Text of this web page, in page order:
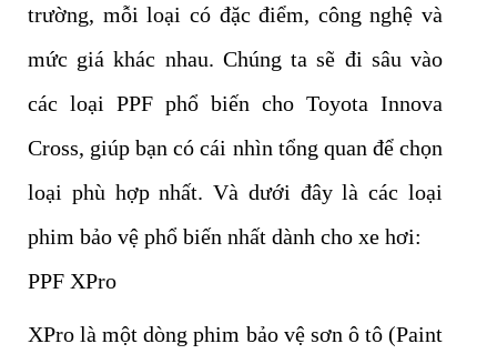
trường, mỗi loại có đặc điểm, công nghệ và
mức giá khác nhau. Chúng ta sẽ đi sâu vào
các loại PPF phổ biến cho Toyota Innova
Cross, giúp bạn có cái nhìn tổng quan để chọn
loại phù hợp nhất. Và dưới đây là các loại
phim bảo vệ phổ biến nhất dành cho xe hơi:
PPF XPro
XPro là một dòng phim bảo vệ sơn ô tô (Paint